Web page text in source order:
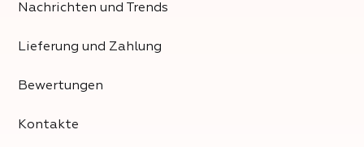
Nachrichten und Trends
Lieferung und Zahlung
Bewertungen
Kontakte